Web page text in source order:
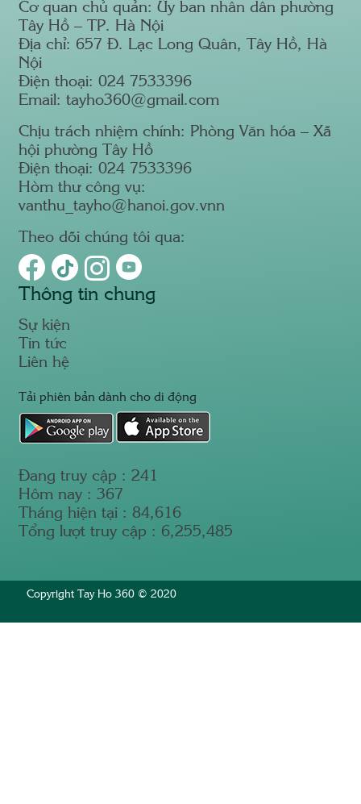
Cơ quan chủ quản: Ủy ban nhân dân phường
Tây Hồ – TP. Hà Nội
Địa chỉ: 657 Đ. Lạc Long Quân, Tây Hồ, Hà
Nội
Điện thoại: 024 7533396
Email: tayho360@gmail.com
Chịu trách nhiệm chính: Phòng Văn hóa – Xã
hội phường Tây Hồ
Điện thoại: 024 7533396
Hòm thư công vụ:
vanthu_tayho@hanoi.gov.vnn
Theo dõi chúng tôi qua:
Thông tin chung
Sự kiện
Tin tức
Liên hệ
Tải phiên bản dành cho di động
Đang truy cập :241
Hôm nay :367
Tháng hiện tại :84,616
Tổng lượt truy cập : 6,255,485
Copyright Tay Ho 360 © 2020